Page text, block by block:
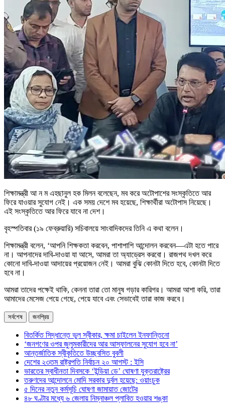
শিক্ষামন্ত্রী আ ন ম এহছানুল হক মিলন বলেছেন, মব করে অটোপাশের সংস্কৃতিতে আর
ফিরে যাওয়ার সুযোগ নেই। এক সময় দেশে মব হয়েছে, শিক্ষার্থীরা অটোপাস নিয়েছে।
এই সংস্কৃতিতে আর ফিরে যাবে না দেশ।
বৃহস্পতিবার (১৯ ফেব্রুয়ারি) সচিবালয়ে সাংবাদিকদের তিনি এ কথা বলেন।
শিক্ষামন্ত্রী বলেন, ‘আপনি শিক্ষকতা করবেন, পাশাপাশি আন্দোলন করবেন—এটা হতে পারে
না। আপনাদের দাবি-দাওয়া যা আসে, আমরা তা অ্যাড্রেস করবো। রাজপথ দখল করে
কোনো দাবি-দাওয়া আদায়ের প্রয়োজন নেই। আমরা বুঝি কোনটা দিতে হবে, কোনটা দিতে
হবে না।
আমরা তাদের পক্ষেই থাকি, কেননা তারা তো মানুষ গড়ার কারিগর। আমরা আশা করি, তারা
আমাদের মেসেজ পেয়ে গেছে, পেয়ে যাবে এবং সেভাবেই তারা কাজ করবে।
সর্বশেষ জনপ্রিয়
বিতর্কিত সিদ্ধান্তে ভুল স্বীকার, ক্ষমা চাইলেন ইনফান্তিনো
‘জনগণের ওপর জুলুমকারীদের আর আস্ফালনের সুযোগ হবে না’
আন্তর্জাতিক স্বীকৃতিতে উচ্ছ্বসিত বুবলী
দেশের ২৩তম রাষ্ট্রপতি নির্বাচন ২০ আগস্ট : ইসি
ভারতের স্বাধীনতা দিবসকে ‘ইন্ডিয়া ডে’ ঘোষণা যুক্তরাষ্ট্রের
তরুণদের আন্দোলনে মোদি সরকার দুর্বল হয়েছে: ওয়াংচুক
৫ দিনের নতুন কর্মসূচি ঘোষণা জামায়াত জোটের
৪৮ ঘণ্টার মধ্যে ৬ জেলায় নিম্নাঞ্চল প্লাবিত হওয়ার শঙ্কা